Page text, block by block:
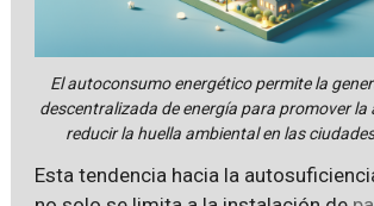
El autoconsumo energético permite la
descentralizada de energía para promover
reducir la huella ambiental en las
Esta tendencia hacia la